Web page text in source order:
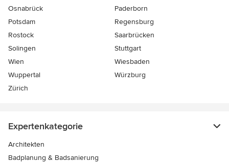
Osnabrück
Paderborn
Potsdam
Regensburg
Rostock
Saarbrücken
Solingen
Stuttgart
Wien
Wiesbaden
Wuppertal
Würzburg
Zürich
Expertenkategorie
Architekten
Badplanung & Badsanierung